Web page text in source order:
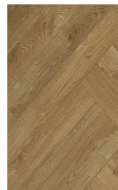
Покупателям
Акции
Контакты